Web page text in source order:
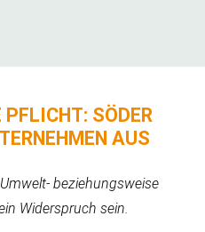
PFLICHT: SÖDER
AUS
beziehungsweise
Widerspruch sein.